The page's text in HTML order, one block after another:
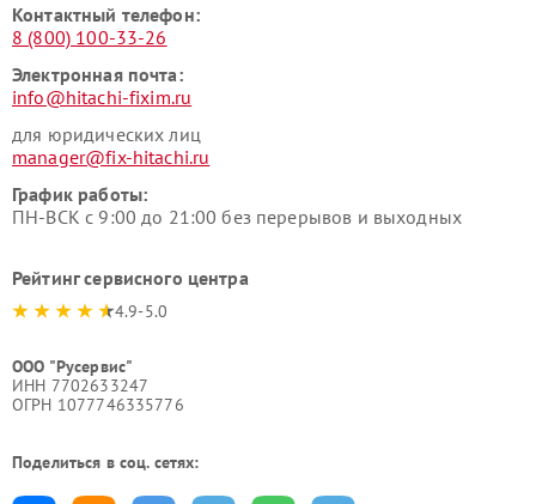
Контактный телефон:
8 (800) 100-33-26
Электронная почта:
info@hitachi-fixim.ru
для юридических лиц
manager@fix-hitachi.ru
График работы:
ПН-ВСК с 9:00 до 21:00 без перерывов и выходных
Рейтинг сервисного центра
4.9-5.0
ООО "Русервис"
ИНН 7702633247
ОГРН 1077746335776
Поделиться в соц. сетях: